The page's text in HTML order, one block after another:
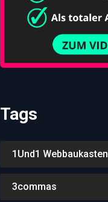
Tags
1Und1 Webbaukasten
3commas